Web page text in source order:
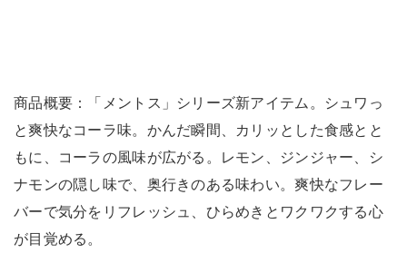
商品概要：「メントス」シリーズ新アイテム。シュワっ
と爽快なコーラ味。かんだ瞬間、カリッとした食感とと
もに、コーラの風味が広がる。レモン、ジンジャー、シ
ナモンの隠し味で、奥行きのある味わい。爽快なフレー
バーで気分をリフレッシュ、ひらめきとワクワクする心
が目覚める。